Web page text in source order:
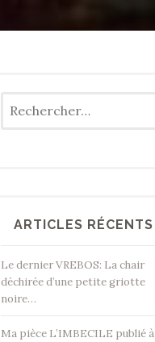
ARTICLES RÉCENTS
Le dernier VREBOS: La chair
déchirée d’une petite griotte
noire…
Ma pièce L’IMBECILE publié à